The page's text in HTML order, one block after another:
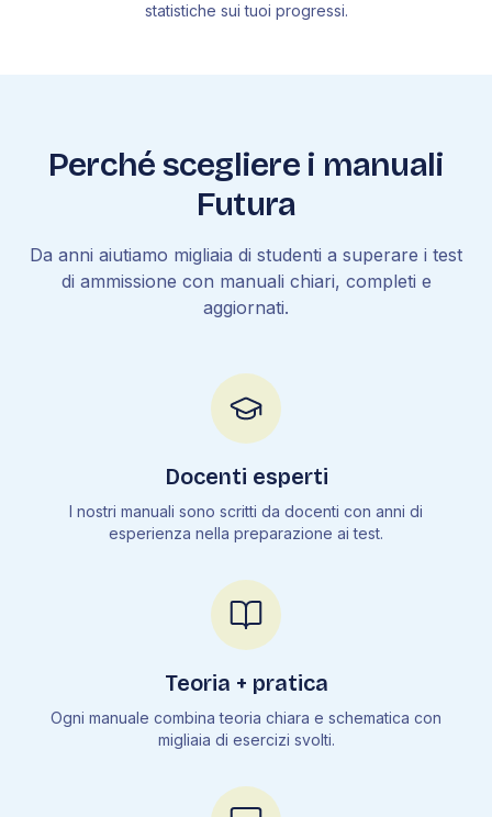
statistiche sui tuoi progressi.
Perché scegliere i manuali
Futura
Da anni aiutiamo migliaia di studenti a superare i test
di ammissione con manuali chiari, completi e
aggiornati.
Docenti esperti
I nostri manuali sono scritti da docenti con anni di
esperienza nella preparazione ai test.
Teoria + pratica
Ogni manuale combina teoria chiara e schematica con
migliaia di esercizi svolti.